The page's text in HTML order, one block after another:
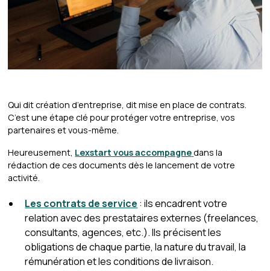
Qui dit création d’entreprise, dit mise en place de contrats.
C’est une étape clé pour protéger votre entreprise, vos
partenaires et vous-même.
Heureusement, Lexstart vous accompagnedans la
rédaction de ces documents dès le lancement de votre
activité.
Les contrats de service : ils encadrent votre
relation avec des prestataires externes (freelances,
consultants, agences, etc.). Ils précisent les
obligations de chaque partie, la nature du travail, la
rémunération et les conditions de livraison.